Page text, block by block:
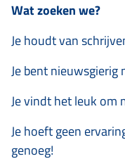
Wat zoeken we?
Je houdt van
Je bent
Je vindt het leuk om
Je hoeft geen
genoeg!